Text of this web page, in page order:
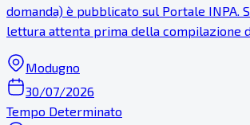
domanda) è pubblicato sul Portale INPA.
lettura attenta prima della compilazione
Modugno
30/07/2026
Tempo Determinato